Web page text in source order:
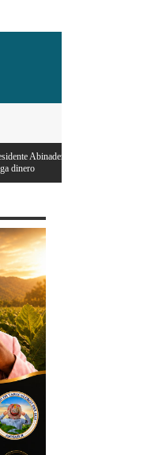
con notas mayores a 95 se quedará